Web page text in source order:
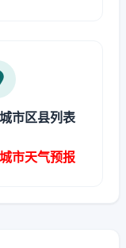
市区县列表
市天气预报